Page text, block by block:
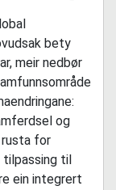
bety
meir nedbør
og
rusta for
til
ein integrert